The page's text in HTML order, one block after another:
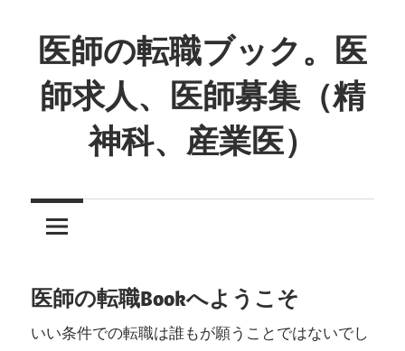
ン
テ
ン
ツ
キ
医師の転職ブック。医
師求人、医師募集（精
神科、産業医）
医師の転職Bookへようこそ
いい条件での転職は誰もが願うことではないでし